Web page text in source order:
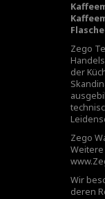
Zego
der
Zego
Wir
deren